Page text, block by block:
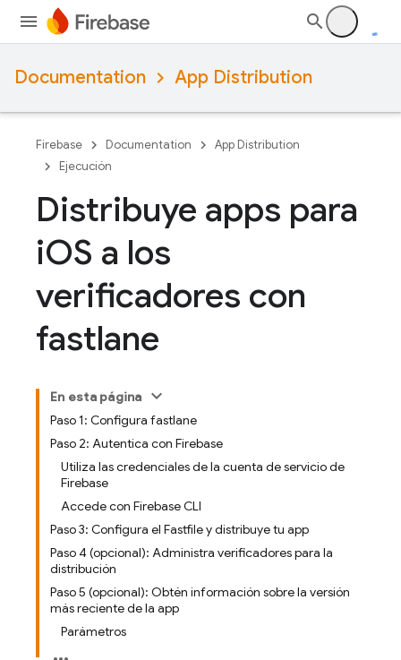
Documentation App Distribution
Firebase Documentation
App Distribution
Ejecución
Distribuye apps para
iOS a los
verificadores con
fastlane
En esta página
Paso 1: Configura fastlane
Paso 2: Autentica con Firebase
Utiliza las credenciales de la cuenta de servicio de
Firebase
Accede con Firebase CLI
Paso 3: Configura el Fastfile y distribuye tu app
Paso 4 (opcional): Administra verificadores para la
distribución
Paso 5 (opcional): Obtén información sobre la versión
más reciente de la app
Parámetros